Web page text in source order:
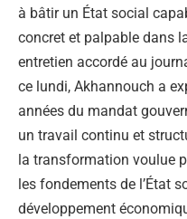
à bâtir un État social
concret et palpable dans
entretien accordé au
ce lundi, Akhannouch a
années du mandat
un travail continu et
la transformation voulue
les fondements de l’État
développement